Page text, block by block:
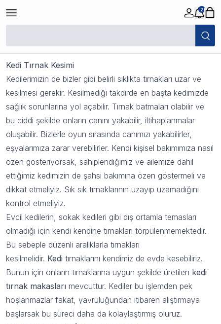
2
30 Ekim 2023 11:54
Kedi Tırnak Kesimi
Kedilerimizin de bizler gibi belirli sıklıkta tırnakları uzar ve
kesilmesi gerekir. Kesilmediği takdirde en başta kedimizde
sağlık sorunlarına yol açabilir. Tırnak batmaları olabilir ve
bu ciddi şekilde onların canını yakabilir, iltihaplanmalar
oluşabilir. Bizlerle oyun sırasında canımızı yakabilirler,
eşyalarımıza zarar verebilirler. Kendi kişisel bakımımıza nasıl
özen gösteriyorsak, sahiplendiğimiz ve ailemize dahil
ettiğimiz kedimizin de şahsi bakımına özen göstermeli ve
dikkat etmeliyiz. Sık sık tırnaklarının uzayıp uzamadığını
kontrol etmeliyiz.
Evcil kedilerin, sokak kedileri gibi dış ortamla temasları
olmadığı için kendi kendine tırnakları törpülenmemektedir.
Bu sebeple düzenli aralıklarla tırnakları
kesilmelidir. Kedi tırnaklarını kendimiz de evde kesebiliriz.
Bunun için onların tırnaklarına uygun şekilde üretilen kedi
tırnak makasları mevcuttur. Kediler bu işlemden pek
hoşlanmazlar fakat, yavruluğundan itibaren alıştırmaya
başlarsak bu süreci daha da kolaylaştırmış oluruz.